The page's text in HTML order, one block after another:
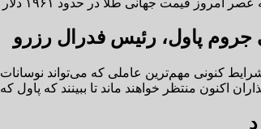
جروم پاول، رئیس فدرال رزرو
شرایط کنونی مهم‌ترین عاملی که می‌تواند
اکنون منتظر خواهند ماند تا ببینند که